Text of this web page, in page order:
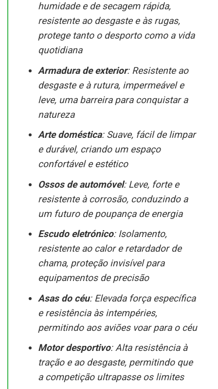
humidade e de secagem rápida,
resistente ao desgaste e às rugas,
protege tanto o desporto como a vida
quotidiana
Armadura de exterior: Resistente ao
desgaste e à rutura, impermeável e
leve, uma barreira para conquistar a
natureza
Arte doméstica: Suave, fácil de limpar
e durável, criando um espaço
confortável e estético
Ossos de automóvel: Leve, forte e
resistente à corrosão, conduzindo a
um futuro de poupança de energia
Escudo eletrónico: Isolamento,
resistente ao calor e retardador de
chama, proteção invisível para
equipamentos de precisão
Asas do céu: Elevada força específica
e resistência às intempéries,
permitindo aos aviões voar para o céu
Motor desportivo: Alta resistência à
tração e ao desgaste, permitindo que
a competição ultrapasse os limites